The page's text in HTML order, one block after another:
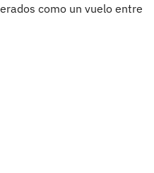
como un vuelo entre